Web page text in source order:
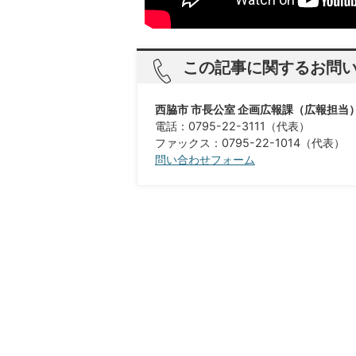
この記事に関するお問
西脇市 市長公室 企画広報課（広報担当）
電話：0795-22-3111（代表）
ファックス：0795-22-1014（代表）
問い合わせフォーム